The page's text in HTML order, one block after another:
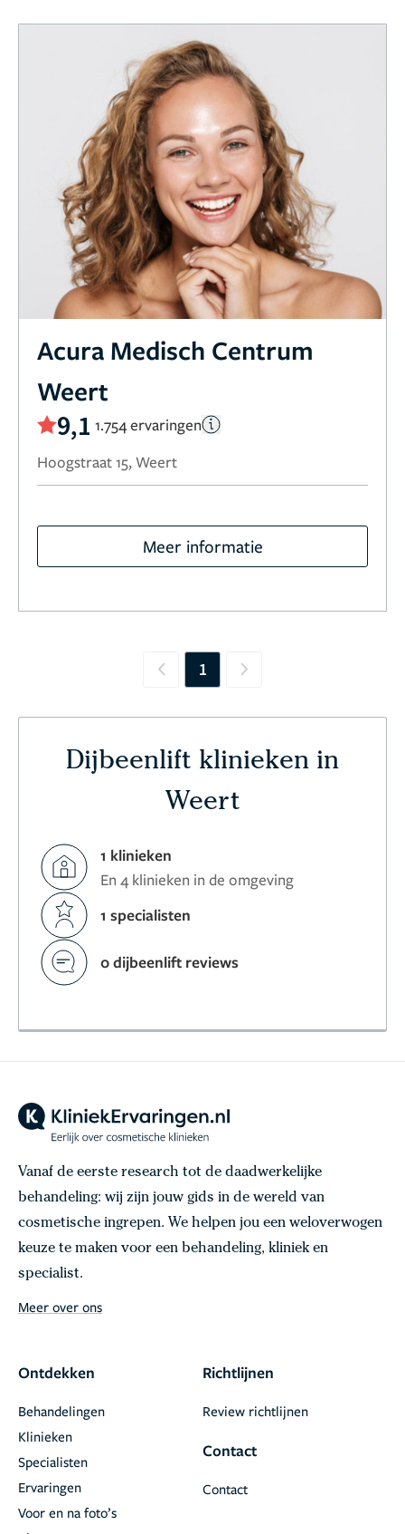
Acura Medisch Centrum
Weert
9,1 1.754 ervaringen
Hoogstraat 15, Weert
Meer informatie
Previous
1 Next
Dijbeenlift klinieken in
Weert
1 klinieken
En 4 klinieken in de omgeving
1 specialisten
0 dijbeenlift reviews
Vanaf de eerste research tot de daadwerkelijke
behandeling: wij zijn jouw gids in de wereld van
cosmetische ingrepen. We helpen jou een weloverwogen
keuze te maken voor een behandeling, kliniek en
specialist.
Meer over ons
Ontdekken
Behandelingen
Klinieken
Specialisten
Ervaringen
Voor en na foto’s
Richtlijnen
Review richtlijnen
Contact
Contact